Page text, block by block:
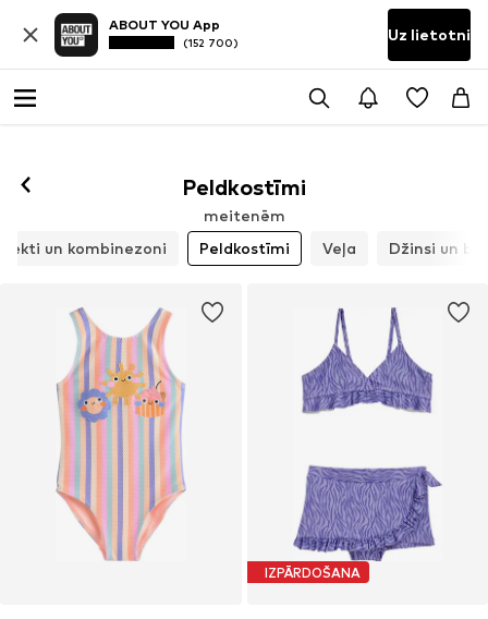
ABOUT YOU App
(152 700) Uz lietotni
Peldkostīmi
meitenēm
un kombinezoni
Peldkostīmi Veļa Džinsi un
IZPĀRDOŠANA